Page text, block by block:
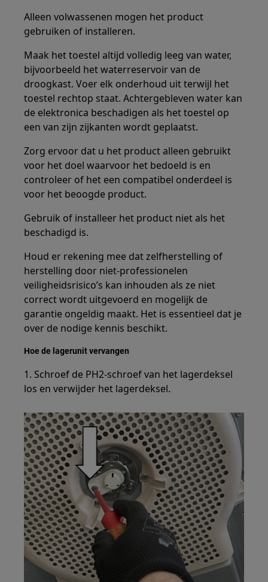
Alleen volwassenen mogen het product
gebruiken of installeren.
Maak het toestel altijd volledig leeg van water,
bijvoorbeeld het waterreservoir van de
droogkast. Voer elk onderhoud uit terwijl het
toestel rechtop staat. Achtergebleven water kan
de elektronica beschadigen als het toestel op
een van zijn zijkanten wordt geplaatst.
Zorg ervoor dat u het product alleen gebruikt
voor het doel waarvoor het bedoeld is en
controleer of het een compatibel onderdeel is
voor het beoogde product.
Gebruik of installeer het product niet als het
beschadigd is.
Houd er rekening mee dat zelfherstelling of
herstelling door niet-professionelen
veiligheidsrisico’s kan inhouden als ze niet
correct wordt uitgevoerd en mogelijk de
garantie ongeldig maakt. Het is essentieel dat je
over de nodige kennis beschikt.
Hoe de lagerunit vervangen
1. Schroef de PH2-schroef van het lagerdeksel
los en verwijder het lagerdeksel.